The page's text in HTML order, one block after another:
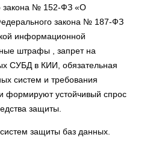
закона № 152-ФЗ «О
закона № 187-ФЗ
информационной
штрафы , запрет на
СУБД в КИИ, обязательная
систем и требования
устойчивый спрос
защиты.
защиты баз данных.